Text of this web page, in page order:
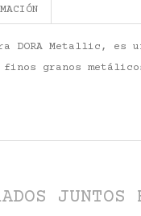
DORA Metallic, es
finos granos
JUNTOS